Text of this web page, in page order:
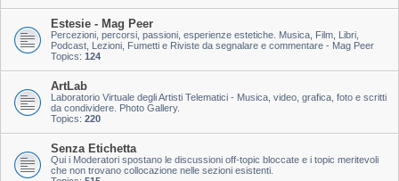
Estesie - Mag Peer
Percezioni, percorsi, passioni, esperienze estetiche. Musica, Film, Libri,
Podcast, Lezioni, Fumetti e Riviste da segnalare e commentare - Mag Peer
Topics: 124
ArtLab
Laboratorio Virtuale degli Artisti Telematici - Musica, video, grafica, foto e scritti
da condividere. Photo Gallery.
Topics: 220
Senza Etichetta
Qui i Moderatori spostano le discussioni off-topic bloccate e i topic meritevoli
che non trovano collocazione nelle sezioni esistenti.